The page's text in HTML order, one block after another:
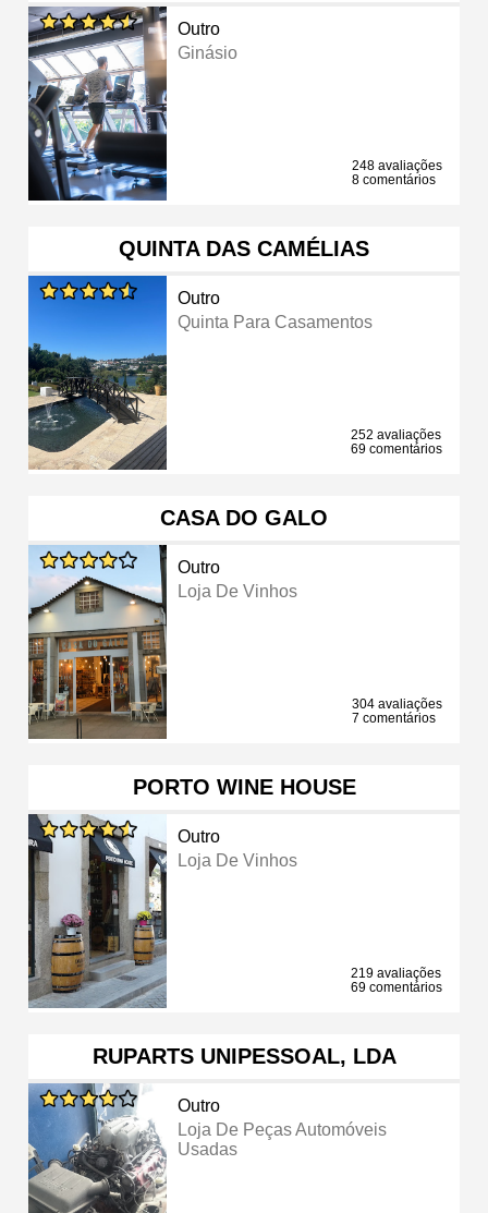
Outro
Ginásio
248 avaliações
8 comentários
QUINTA DAS CAMÉLIAS
Outro
Quinta Para Casamentos
252 avaliações
69 comentários
CASA DO GALO
Outro
Loja De Vinhos
304 avaliações
7 comentários
PORTO WINE HOUSE
Outro
Loja De Vinhos
219 avaliações
69 comentários
RUPARTS UNIPESSOAL, LDA
Outro
Loja De Peças Automóveis
Usadas